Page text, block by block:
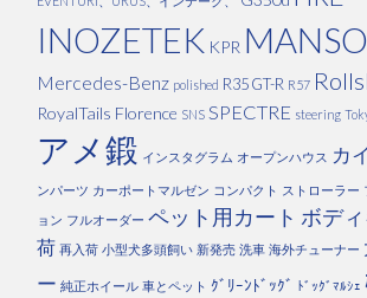
INOZETEK KPR
Mercedes-Benz polished R35 GT-R R57
RoyalTails Florence SNS SPECTRE steering
アメ鍛 インスタグラム オープンハウス カ
ンパーツ カーポートマルゼン コンパクト ストローラー
ョン フルオーダー ペット用カート ボデ
荷 再入荷 小型犬多頭飼い 新発売 洗車 海外チューナー
ー 純正ホイール 車とペット ｸﾞﾘｰﾝﾄﾞｯｸﾞ ﾄﾞｯｸﾞﾏﾙｼｪ